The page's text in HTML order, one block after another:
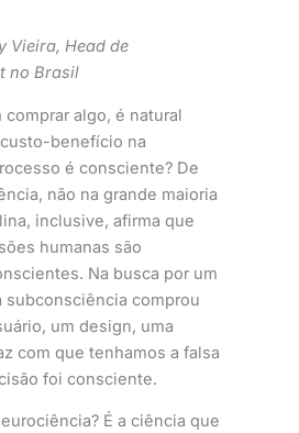
Vieira, Head de
no Brasil
algo, é natural
benefício na
é consciente? De
não na grande maioria
inclusive, afirma que
humanas são
Na busca por um
subconsciência comprou
um design, uma
com que tenhamos a falsa
foi consciente.
É a ciência que